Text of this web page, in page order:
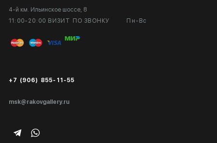
4-й км. Ильинское шоссе, 8
11:00-20:00 ВИЗИТ ПО ЗВОНКУ
Пн-Вс
msk@rakovgallery.ru
+7 (906) 855-11-55
Вопросы и ответы
Публичная оферта
Экспертиза/Вывоз за границу
Подарочные сертификаты
Выставка в галерее